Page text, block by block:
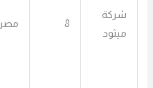
شركة
ميثود
8 مصر